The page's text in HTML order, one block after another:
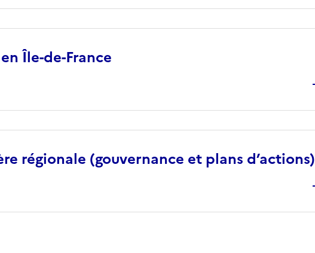
Île-de-France
régionale (gouvernance et plans d’actions)